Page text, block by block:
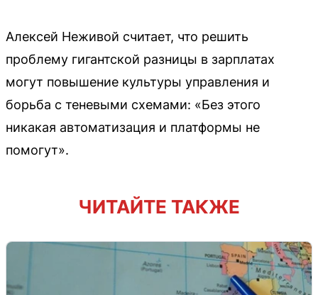
Алексей Неживой считает, что решить
проблему гигантской разницы в зарплатах
могут повышение культуры управления и
борьба с теневыми схемами: «Без этого
никакая автоматизация и платформы не
помогут».
ЧИТАЙТЕ ТАКЖЕ